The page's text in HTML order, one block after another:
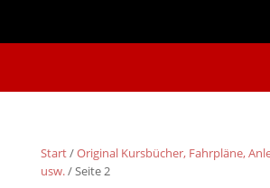
Start/Original Kursbücher, Fahrpläne,
usw./ Seite 2